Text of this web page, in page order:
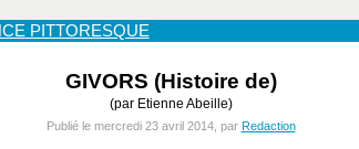
PITTORESQUE
GIVORS (Histoire de)
(par Etienne Abeille)
Publié le mercredi 23 avril 2014, par Redaction